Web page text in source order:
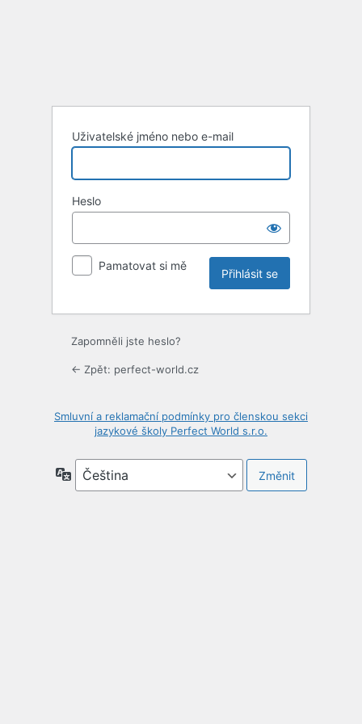
Uživatelské jméno nebo e-mail
Heslo
Pamatovat si mě
Zapomněli jste heslo?
← Zpět: perfect-world.cz
Smluvní a reklamační podmínky pro členskou sekci
jazykové školy Perfect World s.r.o.
Jazyky